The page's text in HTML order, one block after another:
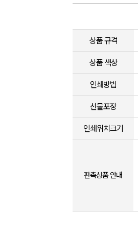
상품 규격
상품 색상
인쇄방법
선물포장
인쇄위치크기
판촉상품 안내